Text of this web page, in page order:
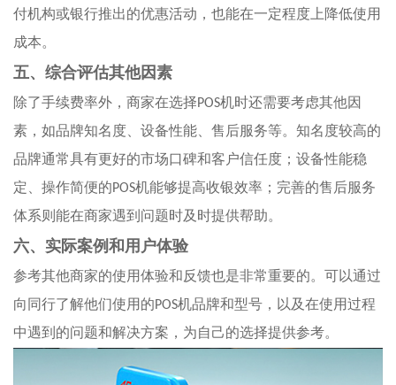
付机构或银行推出的优惠活动，也能在一定程度上降低使用
成本。
五、综合评估其他因素
除了手续费率外，商家在选择POS机时还需要考虑其他因
素，如品牌知名度、设备性能、售后服务等。知名度较高的
品牌通常具有更好的市场口碑和客户信任度；设备性能稳
定、操作简便的POS机能够提高收银效率；完善的售后服务
体系则能在商家遇到问题时及时提供帮助。
六、实际案例和用户体验
参考其他商家的使用体验和反馈也是非常重要的。可以通过
向同行了解他们使用的POS机品牌和型号，以及在使用过程
中遇到的问题和解决方案，为自己的选择提供参考。